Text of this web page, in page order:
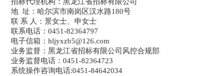
招标代理机构：黑龙江省招标有限公司
地 址：哈尔滨市南岗区汉水路180号
联 系 人：景女士、申女士
联系电话：0451-82364797
电子信箱：hljyxzb5@126.com
业务监督：黑龙江省招标有限公司风控合规部
业务监督电话：0451-82364723
系统操作咨询电话:0451-84642034